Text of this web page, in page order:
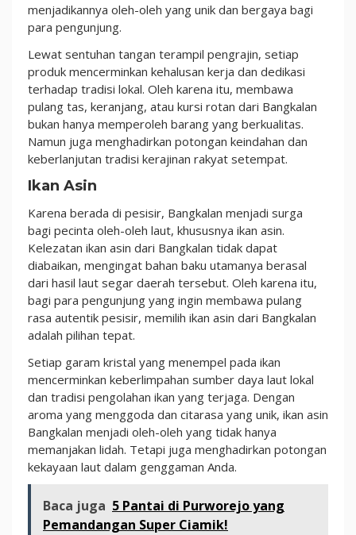
menjadikannya oleh-oleh yang unik dan bergaya bagi
para pengunjung.
Lewat sentuhan tangan terampil pengrajin, setiap
produk mencerminkan kehalusan kerja dan dedikasi
terhadap tradisi lokal. Oleh karena itu, membawa
pulang tas, keranjang, atau kursi rotan dari Bangkalan
bukan hanya memperoleh barang yang berkualitas.
Namun juga menghadirkan potongan keindahan dan
keberlanjutan tradisi kerajinan rakyat setempat.
Ikan Asin
Karena berada di pesisir, Bangkalan menjadi surga
bagi pecinta oleh-oleh laut, khususnya ikan asin.
Kelezatan ikan asin dari Bangkalan tidak dapat
diabaikan, mengingat bahan baku utamanya berasal
dari hasil laut segar daerah tersebut. Oleh karena itu,
bagi para pengunjung yang ingin membawa pulang
rasa autentik pesisir, memilih ikan asin dari Bangkalan
adalah pilihan tepat.
Setiap garam kristal yang menempel pada ikan
mencerminkan keberlimpahan sumber daya laut lokal
dan tradisi pengolahan ikan yang terjaga. Dengan
aroma yang menggoda dan citarasa yang unik, ikan asin
Bangkalan menjadi oleh-oleh yang tidak hanya
memanjakan lidah. Tetapi juga menghadirkan potongan
kekayaan laut dalam genggaman Anda.
Baca juga 5 Pantai di Purworejo yang
Pemandangan Super Ciamik!